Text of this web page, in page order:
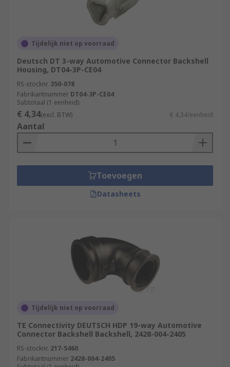
Tijdelijk niet op voorraad
Deutsch DT 3-way Automotive Connector Backshell
Housing, DT04-3P-CE04
RS-stocknr. 350-078
Fabrikantnummer DT04-3P-CE04
Subtotaal (1 eenheid)
€ 4,34(excl. BTW) € 4,34/eenheid
Aantal
Toevoegen
Datasheets
Tijdelijk niet op voorraad
TE Connectivity DEUTSCH HDP 19-way Automotive
Connector Backshell Backshell, 2428-004-2405
RS-stocknr. 217-5460
Fabrikantnummer 2428-004-2405